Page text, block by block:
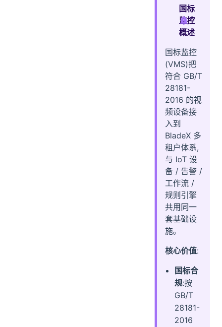
一次直播的完整链路
二、技术选型
三、整体架构
五、多租户隔离原理
国标
监控
概述
国标监控
(VMS)把
符合 GB/T
28181-
2016 的视
频设备接
入到
BladeX 多
租户体系,
与 IoT 设
备 / 告警 /
工作流 /
规则引擎
共用同一
套基础设
施。
核心价值:
国标合
规:按
GB/T
28181-
2016